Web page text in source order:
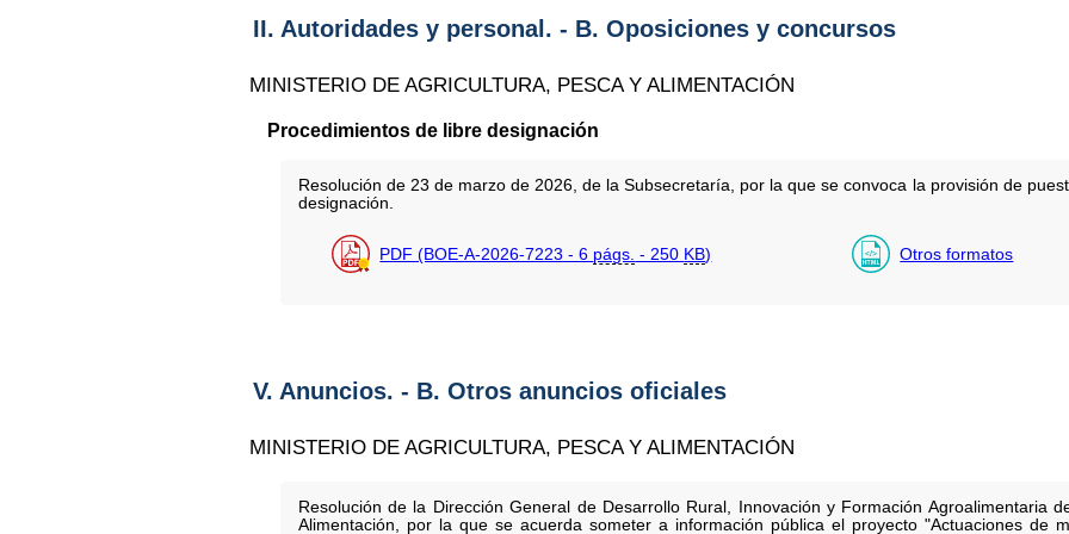
II. Autoridades y personal. - B. Oposiciones y concursos
MINISTERIO DE AGRICULTURA, PESCA Y ALIMENTACIÓN
Procedimientos de libre designación
Resolución de 23 de marzo de 2026, de la Subsecretaría, por la que se convoca la provisión de
designación.
PDF (BOE-A-2026-7223 - 6 págs. - 250 KB) Otros formatos
V. Anuncios. - B. Otros anuncios oficiales
MINISTERIO DE AGRICULTURA, PESCA Y ALIMENTACIÓN
Resolución de la Dirección General de Desarrollo Rural, Innovación y Formación Agroalimentaria
Alimentación, por la que se acuerda someter a información pública el proyecto "Actuaciones de